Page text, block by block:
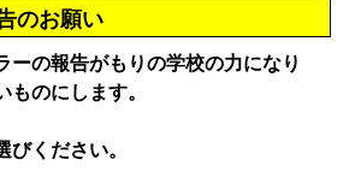
のお願い
ーの報告がもりの学校の力になり
ものにします。
ください。